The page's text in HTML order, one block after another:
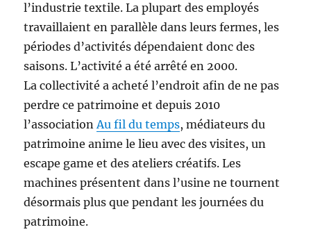
l’industrie textile. La plupart des employés
travaillaient en parallèle dans leurs fermes, les
périodes d’activités dépendaient donc des
saisons. L’activité a été arrêté en 2000.
La collectivité a acheté l’endroit afin de ne pas
perdre ce patrimoine et depuis 2010
l’associationAu fil du temps, médiateurs du
patrimoine anime le lieu avec des visites, un
escape game et des ateliers créatifs. Les
machines présentent dans l’usine ne tournent
désormais plus que pendant les journées du
patrimoine.